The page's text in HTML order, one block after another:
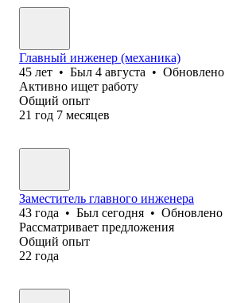
Главный инженер (механика)
45 лет • Был 4 августа • Обновлено
Активно ищет работу
Общий опыт
21 год 7 месяцев
Заместитель главного инженера
43 года • Был сегодня • Обновлено
Рассматривает предложения
Общий опыт
22 года